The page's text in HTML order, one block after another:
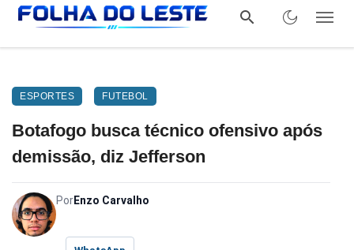
ESPORTES FUTEBOL
Botafogo busca técnico ofensivo após
demissão, diz Jefferson
PorEnzo Carvalho